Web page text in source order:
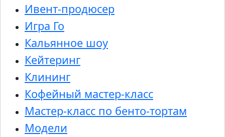
Ивент-продюсер
Игра Го
Кальянное шоу
Кейтеринг
Клининг
Кофейный мастер-класс
Мастер-класс по бенто-тортам
Модели